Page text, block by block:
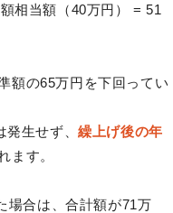
相当額（40万円） = 51
額の65万円を下回ってい
発生せず、繰上げ後の年
ます。
場合は、合計額が71万